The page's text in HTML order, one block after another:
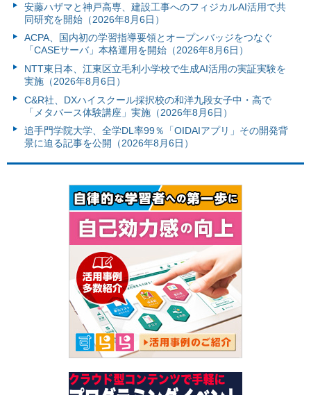
安藤ハザマと神戸高専、建設工事へのフィジカルAI活用で共
同研究を開始（2026年8月6日）
ACPA、国内初の学習指導要領とオープンバッジをつなぐ
「CASEサーバ」本格運用を開始（2026年8月6日）
NTT東日本、江東区立毛利小学校で生成AI活用の実証実験を
実施（2026年8月6日）
C&R社、DXハイスクール採択校の和洋九段女子中・高で
「メタバース体験講座」実施（2026年8月6日）
追手門学院大学、全学DL率99％「OIDAIアプリ」その開発背
景に迫る記事を公開（2026年8月6日）